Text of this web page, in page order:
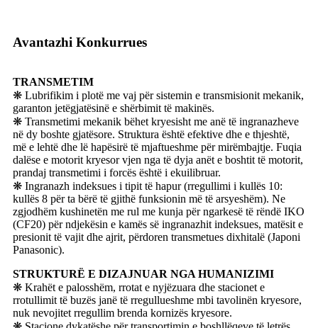
Avantazhi Konkurrues
TRANSMETIM
❋ Lubrifikim i plotë me vaj për sistemin e transmisionit mekanik,
garanton jetëgjatësinë e shërbimit të makinës.
❋ Transmetimi mekanik bëhet kryesisht me anë të ingranazheve
në dy boshte gjatësore. Struktura është efektive dhe e thjeshtë,
më e lehtë dhe lë hapësirë ​​të mjaftueshme për mirëmbajtje. Fuqia
dalëse e motorit kryesor vjen nga të dyja anët e boshtit të motorit,
prandaj transmetimi i forcës është i ekuilibruar.
❋ Ingranazh indeksues i tipit të hapur (rregullimi i kullës 10:
kullës 8 për ta bërë të gjithë funksionin më të arsyeshëm). Ne
zgjodhëm kushinetën me rul me kunja për ngarkesë të rëndë IKO
(CF20) për ndjekësin e kamës së ingranazhit indeksues, matësit e
presionit të vajit dhe ajrit, përdoren transmetues dixhitalë (Japoni
Panasonic).
STRUKTURË E DIZAJNUAR NGA HUMANIZIMI
❋ Krahët e palosshëm, rrotat e nyjëzuara dhe stacionet e
rrotullimit të buzës janë të rregullueshme mbi tavolinën kryesore,
nuk nevojitet rregullim brenda kornizës kryesore.